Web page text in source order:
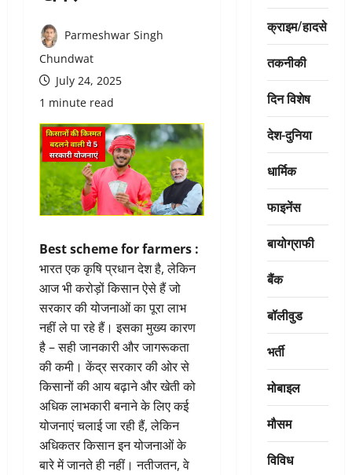
Parmeshwar Singh
Chundwat
July 24, 2025
1 minute read
Best scheme for farmers :
भारत एक कृषि प्रधान देश है, लेकिन
आज भी करोड़ों किसान ऐसे हैं जो
सरकार की योजनाओं का पूरा लाभ
नहीं ले पा रहे हैं। इसका मुख्य कारण
है – सही जानकारी और जागरूकता
की कमी। केंद्र सरकार की ओर से
किसानों की आय बढ़ाने और खेती को
अधिक लाभकारी बनाने के लिए कई
योजनाएं चलाई जा रही हैं, लेकिन
अधिकतर किसान इन योजनाओं के
बारे में जानते ही नहीं। नतीजतन, वे
क्राइम/हादसे
तकनीकी
दिन विशेष
देश-दुनिया
धार्मिक
फाइनेंस
बायोग्राफी
बैंक
बॉलीवुड
भर्ती
मोबाइल
मौसम
विविध